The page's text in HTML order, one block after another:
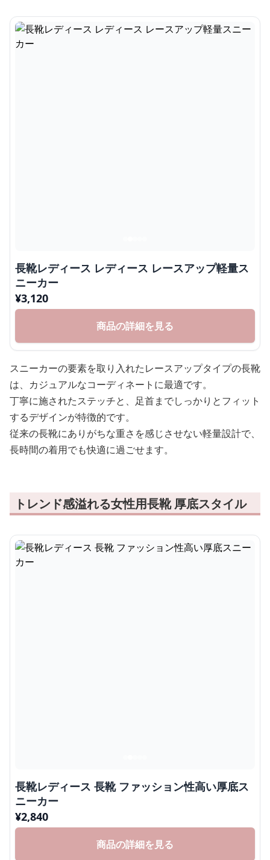
長靴レディース レディース レースアップ軽量ス
ニーカー
¥3,120
商品の詳細を見る
スニーカーの要素を取り入れたレースアップタイプの長靴
は、カジュアルなコーディネートに最適です。
丁寧に施されたステッチと、足首までしっかりとフィット
するデザインが特徴的です。
従来の長靴にありがちな重さを感じさせない軽量設計で、
長時間の着用でも快適に過ごせます。
トレンド感溢れる女性用長靴 厚底スタイル
長靴レディース 長靴 ファッション性高い厚底ス
ニーカー
¥2,840
商品の詳細を見る